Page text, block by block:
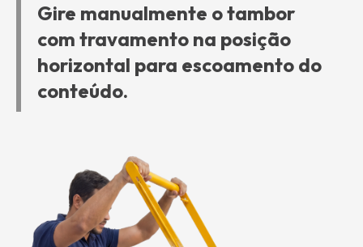
Gire manualmente o tambor
com travamento na posição
horizontal para escoamento do
conteúdo.